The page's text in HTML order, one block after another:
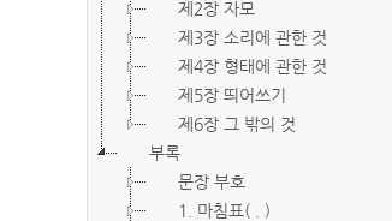
제2장 자모
제3장 소리에 관한 것
제4장 형태에 관한 것
제5장 띄어쓰기
제6장 그 밖의 것
부록
문장 부호
1. 마침표( . )